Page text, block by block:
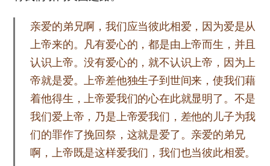
亲爱的弟兄啊，我们应当彼此相爱，因为爱是从
上帝来的。凡有爱心的，都是由上帝而生，并且
认识上帝。没有爱心的，就不认识上帝，因为上
帝就是爱。上帝差他独生子到世间来，使我们藉
着他得生，上帝爱我们的心在此就显明了。不是
我们爱上帝，乃是上帝爱我们，差他的儿子为我
们的罪作了挽回祭，这就是爱了。亲爱的弟兄
啊，上帝既是这样爱我们，我们也当彼此相爱。